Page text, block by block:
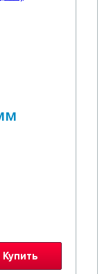
Купить